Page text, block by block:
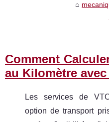
Comment
au Kilomètre
Les services de
option de transport